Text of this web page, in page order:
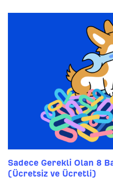
Sadece Gerekli Olan 8
(Ücretsiz ve Ücretli)